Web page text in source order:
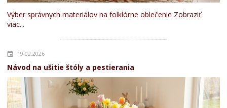
Výber správnych materiálov na folklórne oblečenie Zobraziť
viac...
19.02.2026
Návod na ušitie štóly a pestierania